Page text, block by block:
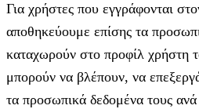
Για χρήστες που εγγράφονται
αποθηκεύουμε επίσης τα
καταχωρούν στο προφίλ χρήστη
μπορούν να βλέπουν, να
τα προσωπικά δεδομένα τους